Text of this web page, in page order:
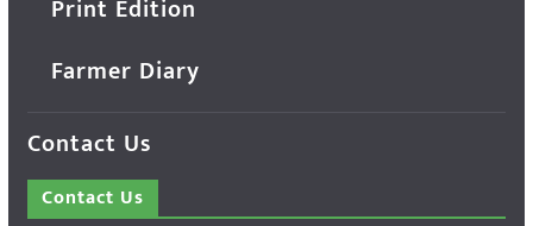
Print Edition
Farmer Diary
Contact Us
Contact Us